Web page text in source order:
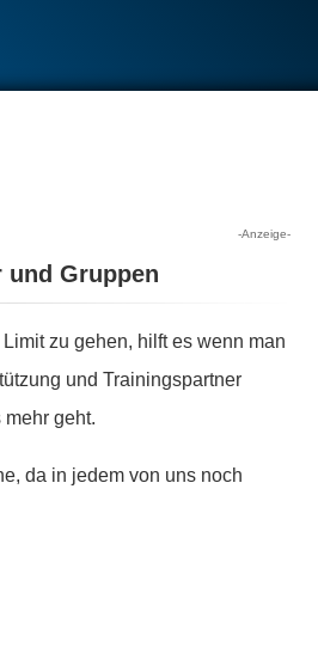
-Anzeige-
Gruppen
zu gehen, hilft es wenn man
und Trainingspartner
geht.
da in jedem von uns noch